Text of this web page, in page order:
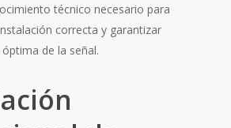
técnico necesario para
correcta y garantizar
de la señal.